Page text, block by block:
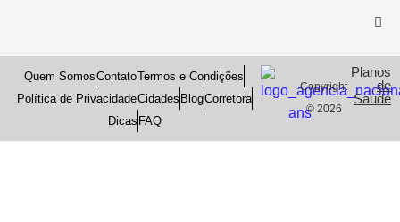
Quem SomosContatoTermos e Condições
Política de PrivacidadeCidades BlogCorretora
Dicas FAQ
Copyright
© 2026
Planos
de
Saude